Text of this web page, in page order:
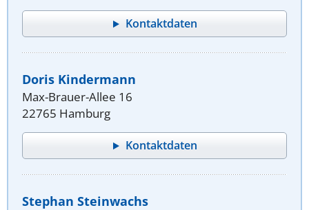
Kontaktdaten
Doris Kindermann
Max-Brauer-Allee 16
22765 Hamburg
Kontaktdaten
Stephan Steinwachs